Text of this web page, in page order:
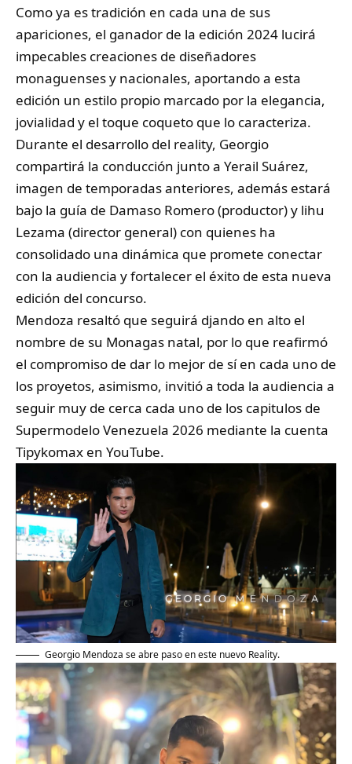
Como ya es tradición en cada una de sus
apariciones, el ganador de la edición 2024 lucirá
impecables creaciones de diseñadores
monaguenses y nacionales, aportando a esta
edición un estilo propio marcado por la elegancia,
jovialidad y el toque coqueto que lo caracteriza.
Durante el desarrollo del reality, Georgio
compartirá la conducción junto a Yerail Suárez,
imagen de temporadas anteriores, además estará
bajo la guía de Damaso Romero (productor) y lihu
Lezama (director general) con quienes ha
consolidado una dinámica que promete conectar
con la audiencia y fortalecer el éxito de esta nueva
edición del concurso.
Mendoza resaltó que seguirá djando en alto el
nombre de su Monagas natal, por lo que reafirmó
el compromiso de dar lo mejor de sí en cada uno de
los proyetos, asimismo, invitió a toda la audiencia a
seguir muy de cerca cada uno de los capitulos de
Supermodelo Venezuela 2026 mediante la cuenta
Tipykomax en YouTube.
Georgio Mendoza se abre paso en este nuevo Reality.